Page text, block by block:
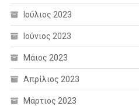
Ιούλιος 2023
Ιούνιος 2023
Μάιος 2023
Απρίλιος 2023
Μάρτιος 2023